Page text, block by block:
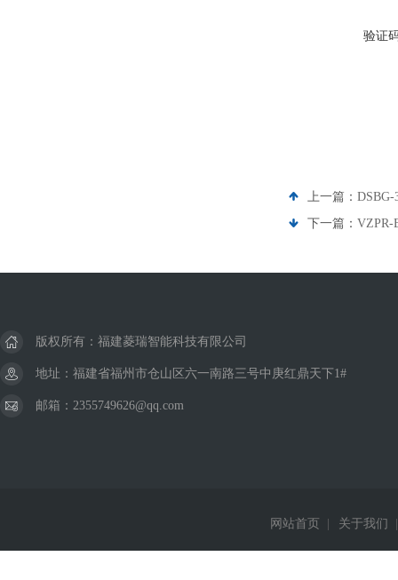
验证
上一篇： DSBG-
下一篇： VZPR-
版权所有：福建菱瑞智能科技有限公司
地址：福建省福州市仓山区六一南路三号中庚红鼎天下1#
邮箱：2355749626@qq.com
网站首页 关于我们